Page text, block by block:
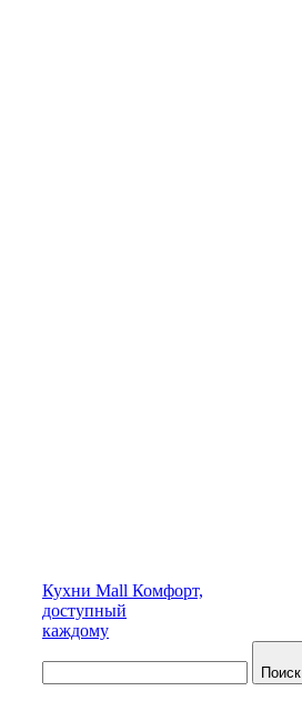
Кухни Mall Комфорт,
доступный
каждому
Поиск